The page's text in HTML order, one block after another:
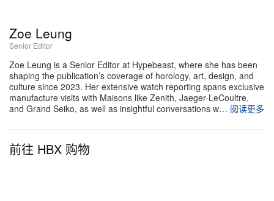
Zoe Leung
Senior Editor
Zoe Leung is a Senior Editor at Hypebeast, where she has been
shaping the publication’s coverage of horology, art, design, and
culture since 2023. Her extensive watch reporting spans exclusive
manufacture visits with Maisons like Zenith, Jaeger-LeCoultre,
and Grand Seiko, as well as insightful conversations w… 阅读更多
前往 HBX 购物